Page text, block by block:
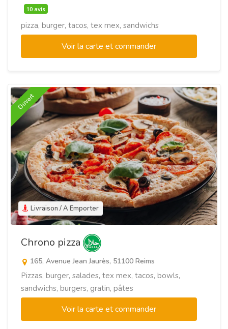
10 avis
pizza, burger, tacos, tex mex, sandwichs
Voir la carte et commander
Livraison / A Emporter
Ouvert
Chrono pizza
165, Avenue Jean Jaurès, 51100 Reims
Pizzas, burger, salades, tex mex, tacos, bowls,
sandwichs, burgers, gratin, pâtes
Voir la carte et commander